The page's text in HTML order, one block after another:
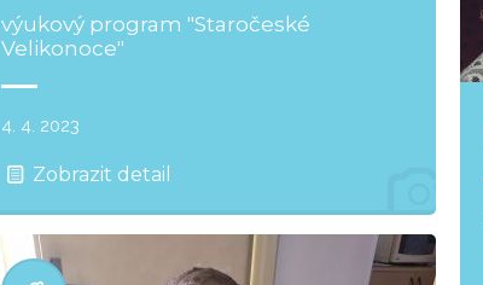
výukový program "Staročeské
Velikonoce"
4. 4. 2023
Zobrazit detail